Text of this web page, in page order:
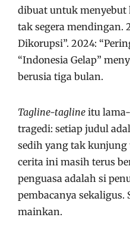
dibuat untuk
tak segera mendingan.
Dikorupsi”. 2024:
“Indonesia Gelap”
berusia tiga bulan.
Tagline-tagline itu
tragedi: setiap judul
sedih yang tak
cerita ini masih terus
penguasa adalah si
pembacanya sekaligus.
mainkan.